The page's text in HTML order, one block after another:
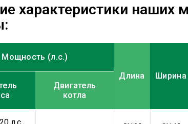
характеристики наших
Мощность (л.с.)
Длина
Ширина
Двигатель
котла